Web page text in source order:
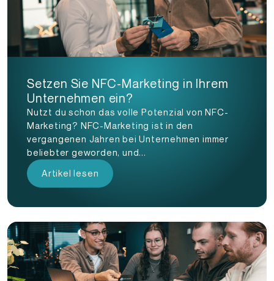
Setzen Sie NFC-Marketing in Ihrem
Unternehmen ein?
Nutzt du schon das volle Potenzial von NFC-
Marketing? NFC-Marketing ist in den
vergangenen Jahren bei Unternehmen immer
beliebter geworden, und...
Artikel lesen